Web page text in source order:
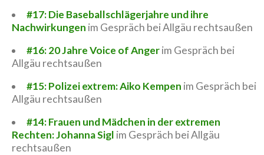
#17: Die Baseballschlägerjahre und ihre
Nachwirkungen im Gespräch bei Allgäu rechtsaußen
#16: 20 Jahre Voice of Angerim Gespräch bei
Allgäu rechtsaußen
#15: Polizei extrem: Aiko Kempen im Gespräch bei
Allgäu rechtsaußen
#14: Frauen und Mädchen in der extremen
Rechten: Johanna Sigl im Gespräch bei Allgäu
rechtsaußen